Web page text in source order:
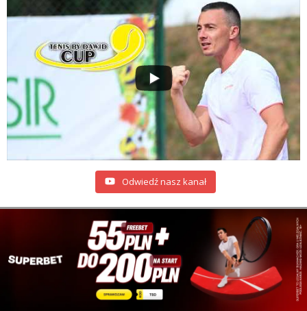
Odwiedź nasz kanał